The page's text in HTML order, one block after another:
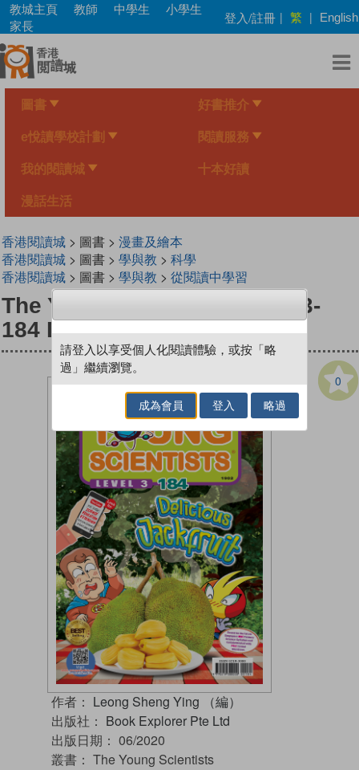
Skip
main
content
教城主頁 教師 中學生
小學生
家長
登入/註冊 | 繁 | English
圖書 好書推介
e悅讀學校計劃 閱讀服務
我的閱讀城 十本好讀
漫話生活
香港閱讀城> 圖書 > 漫畫及繪本
香港閱讀城> 圖書 > 學與教 > 科學
香港閱讀城> 圖書 > 學與教 > 從閱讀中學習
The Young Scientists Level 3-
184 Delicious Jackfruit
0
作者： Leong Sheng Ying （編）
出版社： Book Explorer Pte Ltd
出版日期： 06/2020
叢書： The Young Scientists
請登入以享受個人化閱讀體驗，或按「略
過」繼續瀏覽。
成為會員 登入 略過